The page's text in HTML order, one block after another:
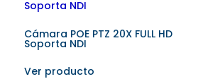
Cámara POE PTZ 20X FULL HD
Soporta NDI
Ver producto